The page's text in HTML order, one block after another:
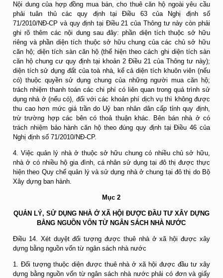
Nội dung của hợp đồng mua bán, cho thuê căn hộ ngoài yêu cầu
phải tuân thủ các quy định tại Điều 63 của Nghị định số
71/2010/NĐ-CP và quy định tại Điều 21 của Thông tư này còn phải
ghi rõ thêm các nội dung sau đây: phần diện tích thuộc sở hữu
riêng và phần diện tích thuộc sở hữu chung của các chủ sở hữu
căn hộ; diện tích sàn căn hộ (thể hiện theo cách ghi diện tích sàn
căn hộ chung cư quy định tại khoản 2 Điều 21 của Thông tư này);
diện tích sử dụng đất của toà nhà, kể cả diện tích khuôn viên (nếu
có) thuộc quyền sử dụng chung của những người mua căn hộ;
trách nhiệm thanh toán các chi phí có liên quan trong quá trình sử
dụng nhà ở (nếu có), đối với các khoản phí dịch vụ thì không được
thu cao hơn mức giá trần do Uỷ ban nhân dân cấp tỉnh quy định,
trừ trường hợp các bên có thoả thuận khác. Bên bán nhà ở có
trách nhiệm bảo hành căn hộ theo đúng quy định tại Điều 46 của
Nghị định số 71/2010/NĐ-CP.
4. Việc quản lý nhà ở thuộc sở hữu chung có nhiều chủ sở hữu,
nhà ở có nhiều hộ gia đình, cá nhân sử dụng tại đô thị được thực
hiện theo Quy chế quản lý và sử dụng nhà ở chung tại đô thị do Bộ
Xây dựng ban hành.
Mục 2
QUẢN LÝ, SỬ DỤNG NHÀ Ở XÃ HỘI ĐƯỢC ĐẦU TƯ XÂY DỰNG
BẰNG NGUỒN VỐN TỪ NGÂN SÁCH NHÀ NƯỚC
Điều 14. Xét duyệt đối tượng được thuê nhà ở xã hội được xây
dựng bằng nguồn vốn từ ngân sách nhà nước
1. Đối tượng thuộc diện được thuê nhà ở xã hội được đầu tư xây
dựng bằng nguồn vốn từ ngân sách nhà nước phải có đơn và giấy